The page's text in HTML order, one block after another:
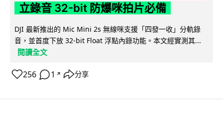
立錄音 32-bit 防爆咪拍片必備
DJI 最新推出的 Mic Mini 2s 無線咪支援「四發一收」分軌錄
音，並首度下放 32-bit Float 浮點內錄功能。本文經實測其...
閱讀全文
256 1 ↗ 分享